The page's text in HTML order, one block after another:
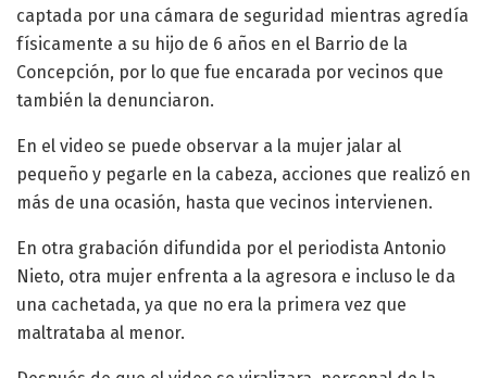
captada por una cámara de seguridad mientras agredía
físicamente a su hijo de 6 años en el Barrio de la
Concepción, por lo que fue encarada por vecinos que
también la denunciaron.
En el video se puede observar a la mujer jalar al
pequeño y pegarle en la cabeza, acciones que realizó en
más de una ocasión, hasta que vecinos intervienen.
En otra grabación difundida por el periodista Antonio
Nieto, otra mujer enfrenta a la agresora e incluso le da
una cachetada, ya que no era la primera vez que
maltrataba al menor.